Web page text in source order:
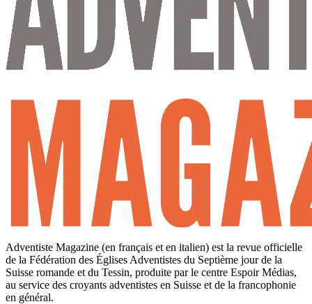
Adventiste Magazine (en français et en italien) est la revue officielle
de la Fédération des Églises Adventistes du Septième jour de la
Suisse romande et du Tessin, produite par le centre Espoir Médias,
au service des croyants adventistes en Suisse et de la francophonie
en général.